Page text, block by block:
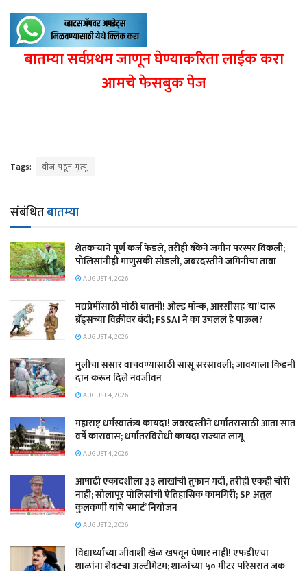
बातम्या सर्वप्रथम जाणून घेण्याकरिता लाईक करा
आमचे फेसबुक पेज
Tags: वीज पडून मृत्यू
संबंधितबातम्या
शेतकऱ्याने पूर्ण कर्ज फेडले, तरीही बँकेने जमीन परस्पर विकली;
पोलिसांनीही माणुसकी सोडली, जबरदस्तीने जमिनीचा ताबा
AUGUST 4, 2026
मद्यप्रेमींसाठी मोठी बातमी! ओल्ड मॉन्क, आरसीसह ‘या’ दारू
ब्रँड्सच्या विक्रीवर बंदी; FSSAI ने का उचललं हे पाऊल?
AUGUST 4, 2026
मुलीचा संसार वाचवण्यासाठी सासू सरसावली; जावयाला किडनी
दान करून दिले नवजीवन
AUGUST 4, 2026
महाराष्ट्र धर्मस्वातंत्र्य कायदा! जबरदस्तीने धर्मांतरासाठी आता सात
वर्षे कारावास; धर्मांतरविरोधी कायदा राज्यात लागू
AUGUST 4, 2026
आषाढी एकादशीला ३३ लाखांची तुफान गर्दी, तरीही एकही चोरी
नाही; सोलापूर पोलिसांची ऐतिहासिक कामगिरी; SP अतुल
कुलकर्णी यांचे ‘स्मार्ट’ नियोजन
AUGUST 2, 2026
विद्यार्थ्यांच्या जीवाशी खेळ खपवून घेणार नाही! एफडीएचा
शाळांना शेवटचा अल्टीमेटम; शाळांच्या ५० मीटर परिसरात जंक